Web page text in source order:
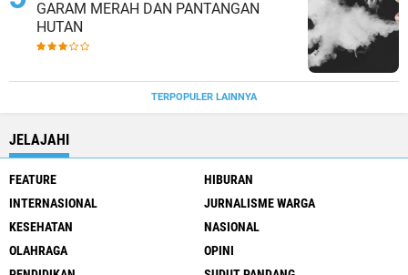
GARAM MERAH DAN PANTANGAN
HUTAN
TERPOPULER LAINNYA
JELAJAHI
FEATURE
HIBURAN
INTERNASIONAL
JURNALISME WARGA
KESEHATAN
NASIONAL
OLAHRAGA
OPINI